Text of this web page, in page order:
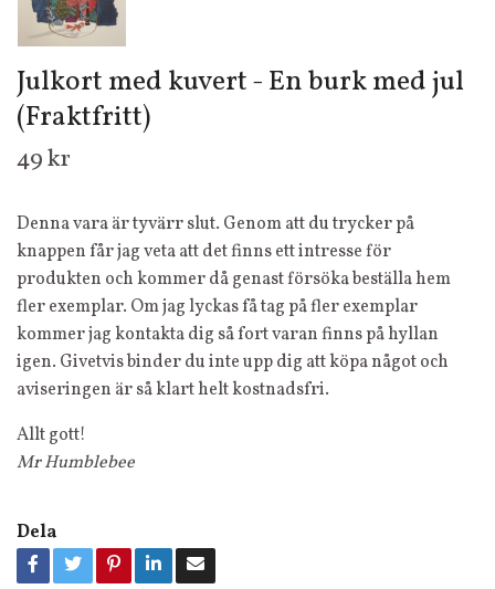
Julkort med kuvert - En burk med jul
(Fraktfritt)
49 kr
Denna vara är tyvärr slut. Genom att du trycker på
knappen får jag veta att det finns ett intresse för
produkten och kommer då genast försöka beställa hem
fler exemplar. Om jag lyckas få tag på fler exemplar
kommer jag kontakta dig så fort varan finns på hyllan
igen. Givetvis binder du inte upp dig att köpa något och
aviseringen är så klart helt kostnadsfri.
Allt gott!
Mr Humblebee
Dela